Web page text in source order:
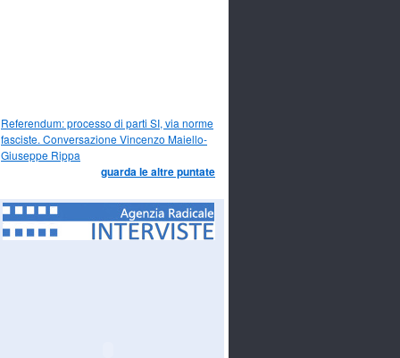
Referendum: processo di parti SI, via norme
fasciste. Conversazione Vincenzo Maiello-
Giuseppe Rippa
guarda le altre puntate